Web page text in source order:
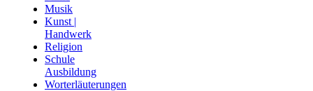
Musik
Kunst |
Handwerk
Religion
Schule
Ausbildung
Worterläuterungen